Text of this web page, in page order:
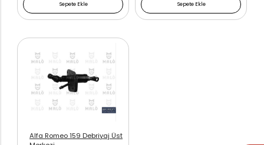
Sepete Ekle Sepete Ekle
Alfa Romeo 159 Debriyaj Üst